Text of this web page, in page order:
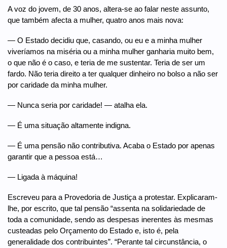
A voz do jovem, de 30 anos, altera-se ao falar neste assunto,
que também afecta a mulher, quatro anos mais nova:
— O Estado decidiu que, casando, ou eu e a minha mulher
viveríamos na miséria ou a minha mulher ganharia muito bem,
o que não é o caso, e teria de me sustentar. Teria de ser um
fardo. Não teria direito a ter qualquer dinheiro no bolso a não ser
por caridade da minha mulher.
— Nunca seria por caridade! — atalha ela.
— É uma situação altamente indigna.
— É uma pensão não contributiva. Acaba o Estado por apenas
garantir que a pessoa está…
— Ligada à máquina!
Escreveu para a Provedoria de Justiça a protestar. Explicaram-
lhe, por escrito, que tal pensão “assenta na solidariedade de
toda a comunidade, sendo as despesas inerentes às mesmas
custeadas pelo Orçamento do Estado e, isto é, pela
generalidade dos contribuintes”. “Perante tal circunstância, o